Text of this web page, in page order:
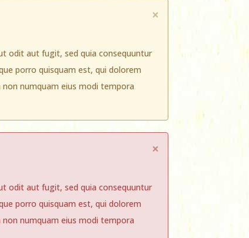
×
odit aut fugit, sed quia consequuntur
porro quisquam est, qui dolorem
numquam eius modi tempora
×
odit aut fugit, sed quia consequuntur
porro quisquam est, qui dolorem
numquam eius modi tempora